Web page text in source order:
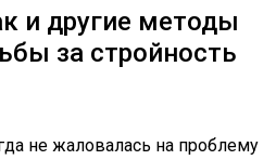
и другие методы
за стройность
не жаловалась на проблему